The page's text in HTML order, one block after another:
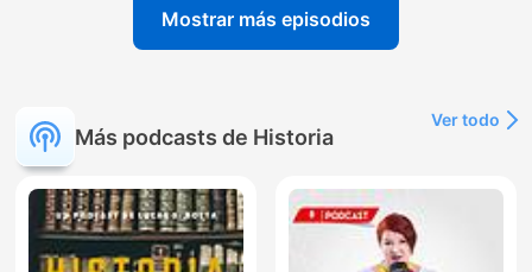
Mostrar más episodios
Más podcasts de Historia
Ver todo